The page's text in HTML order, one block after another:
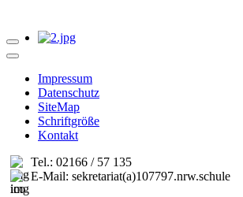
Impressum
Datenschutz
SiteMap
Schriftgröße
Kontakt
Tel.: 02166 / 57 135
E-Mail: sekretariat(a)107797.nrw.schule